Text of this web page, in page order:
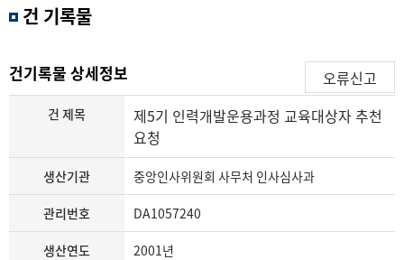
과
검
색
건 기록물
건기록물 상세정보 오류신고
건 제목
제5기 인력개발운용과정 교육대상자 추천
요청
생산기관 중앙인사위원회 사무처 인사심사과
관리번호 DA1057240
생산연도 2001년